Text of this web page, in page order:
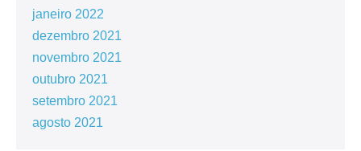
janeiro 2022
dezembro 2021
novembro 2021
outubro 2021
setembro 2021
agosto 2021